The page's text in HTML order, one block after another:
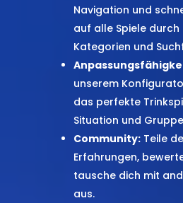
Navigation und
auf alle Spiele durch
Kategorien und
unserem
das perfekte
Situation und
Community:Teile
Erfahrungen,
tausche dich mit
aus.